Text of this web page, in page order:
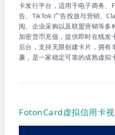
卡发行平台，适用于电子商务
告、TikTok 广告投放与营销、
阅、企业采购以及联盟营销等多
加密货币充值，提供即时在线发
后台，支持无限创建卡片，拥有
廉，是一家稳定可靠的成熟虚拟
FotonCard虚拟信用卡